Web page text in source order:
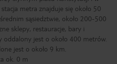
metra znajduje się około 50
sąsiedztwie, około 200-500
sklepy, restauracje, bary i
oddalony jest o około 400 metrów.
jest o około 9 km.
ok. 0 m